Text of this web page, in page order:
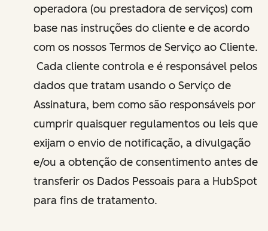
operadora (ou prestadora de serviços) com
base nas instruções do cliente e de acordo
com os nossos Termos de Serviço ao Cliente.
Cada cliente controla e é responsável pelos
dados que tratam usando o Serviço de
Assinatura, bem como são responsáveis por
cumprir quaisquer regulamentos ou leis que
exijam o envio de notificação, a divulgação
e/ou a obtenção de consentimento antes de
transferir os Dados Pessoais para a HubSpot
para fins de tratamento.